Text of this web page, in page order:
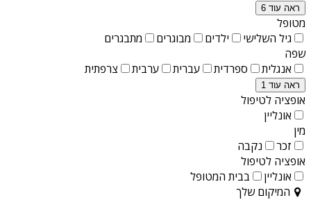
ראה עוד 6
מטופל
גיל השלישי
ילדים מבוגרים
מתבגרים
שפה
אנגלית
ספרדית עברית ערבית צרפתית
ראה עוד 1
אופציה לטיפול
אונליין
מין
זכר
נקבה
אופציה לטיפול
אונליין
בבית המטופל
המיקום שלך